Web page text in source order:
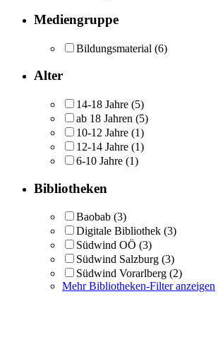
Mediengruppe
Bildungsmaterial (6)
Alter
14-18 Jahre (5)
ab 18 Jahren (5)
10-12 Jahre (1)
12-14 Jahre (1)
6-10 Jahre (1)
Bibliotheken
Baobab (3)
Digitale Bibliothek (3)
Südwind OÖ (3)
Südwind Salzburg (3)
Südwind Vorarlberg (2)
Mehr Bibliotheken-Filter anzeigen